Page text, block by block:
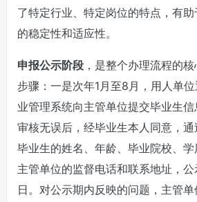
了特定行业、特定岗位的特点，有
的稳定性和适应性。
申报公示阶段，是整个办理流程的
步骤：一是次年1月至8月，用人单
业管理系统向主管单位提交毕业生
审核无误后，经毕业生本人同意，
毕业生的姓名、年龄、毕业院校、
主管单位的监督电话和联系地址，
日。对公示期内反映的问题，主管